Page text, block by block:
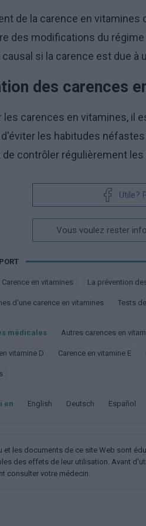
de la carence en vitamines
des modifications du
si la carence est due à
des carences
les carences en vitamines, il
d'éviter les habitudes
de contrôler régulièrement
Utile?
Vous voulez rester
Carence en vitamines La prévention
d'une carence en vitamines Tests
médicales Autres carences en
en vitamine D Carence en vitamine E
en english deutsch español
et les documents de ce site Web sont
des effets de leur utilisation. Avant
consulter votre médecin.